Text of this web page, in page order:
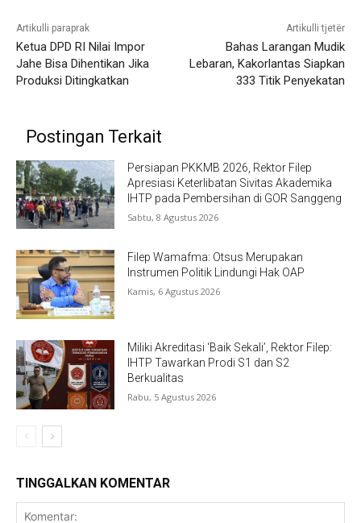
Artikulli paraprak
Ketua DPD RI Nilai Impor
Jahe Bisa Dihentikan Jika
Produksi Ditingkatkan
Artikulli tjetër
Bahas Larangan Mudik
Lebaran, Kakorlantas Siapkan
333 Titik Penyekatan
Postingan Terkait
Persiapan PKKMB 2026, Rektor Filep
Apresiasi Keterlibatan Sivitas Akademika
IHTP pada Pembersihan di GOR Sanggeng
Sabtu, 8 Agustus 2026
Filep Wamafma: Otsus Merupakan
Instrumen Politik Lindungi Hak OAP
Kamis, 6 Agustus 2026
Miliki Akreditasi ‘Baik Sekali’, Rektor Filep:
IHTP Tawarkan Prodi S1 dan S2
Berkualitas
Rabu, 5 Agustus 2026
TINGGALKAN KOMENTAR